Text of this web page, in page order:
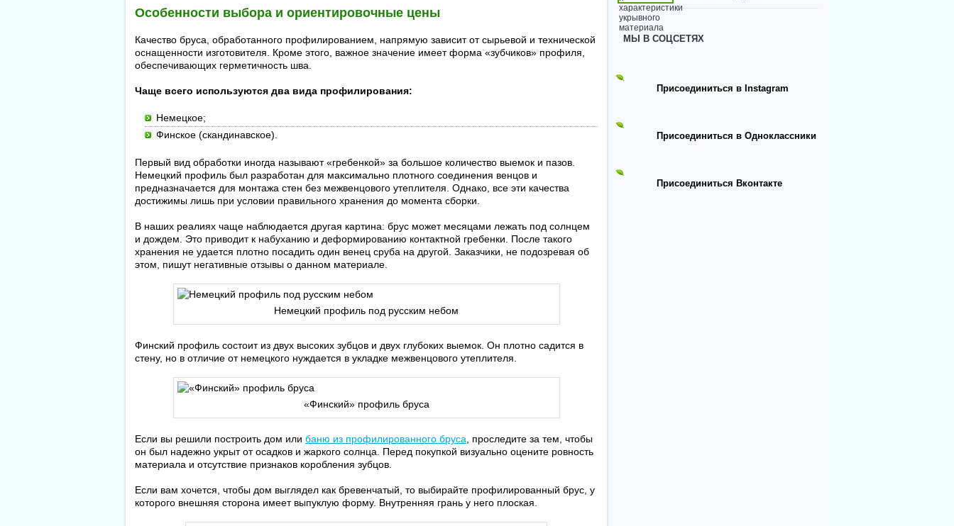
Особенности выбора и ориентировочные цены
Качество бруса, обработанного профилированием, напрямую зависит от сырьевой и технической
оснащенности изготовителя. Кроме этого, важное значение имеет форма «зубчиков» профиля,
обеспечивающих герметичность шва.
Чаще всего используются два вида профилирования:
Немецкое;
Финское (скандинавское).
Первый вид обработки иногда называют «гребенкой» за большое количество выемок и пазов.
Немецкий профиль был разработан для максимально плотного соединения венцов и
предназначается для монтажа стен без межвенцового утеплителя. Однако, все эти качества
достижимы лишь при условии правильного хранения до момента сборки.
В наших реалиях чаще наблюдается другая картина: брус может месяцами лежать под солнцем
и дождем. Это приводит к набуханию и деформированию контактной гребенки. После такого
хранения не удается плотно посадить один венец сруба на другой. Заказчики, не подозревая об
этом, пишут негативные отзывы о данном материале.
Немецкий профиль под русским небом
Финский профиль состоит из двух высоких зубцов и двух глубоких выемок. Он плотно садится в
стену, но в отличие от немецкого нуждается в укладке межвенцового утеплителя.
«Финский» профиль бруса
Если вы решили построить дом или баню из профилированного бруса , проследите за тем, чтобы
он был надежно укрыт от осадков и жаркого солнца. Перед покупкой визуально оцените ровность
материала и отсутствие признаков коробления зубцов.
Если вам хочется, чтобы дом выглядел как бревенчатый, то выбирайте профилированный брус, у
которого внешняя сторона имеет выпуклую форму. Внутренняя грань у него плоская.
МЫ В СОЦСЕТЯХ
Присоединиться в Instagram
Присоединиться в Одноклассники
Присоединиться Вконтакте